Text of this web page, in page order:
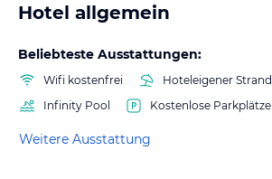
Hotel allgemein
Beliebteste Ausstattungen:
Wifi kostenfrei
Hoteleigener Strand
Infinity Pool
Kostenlose Parkplätze
Weitere Ausstattung